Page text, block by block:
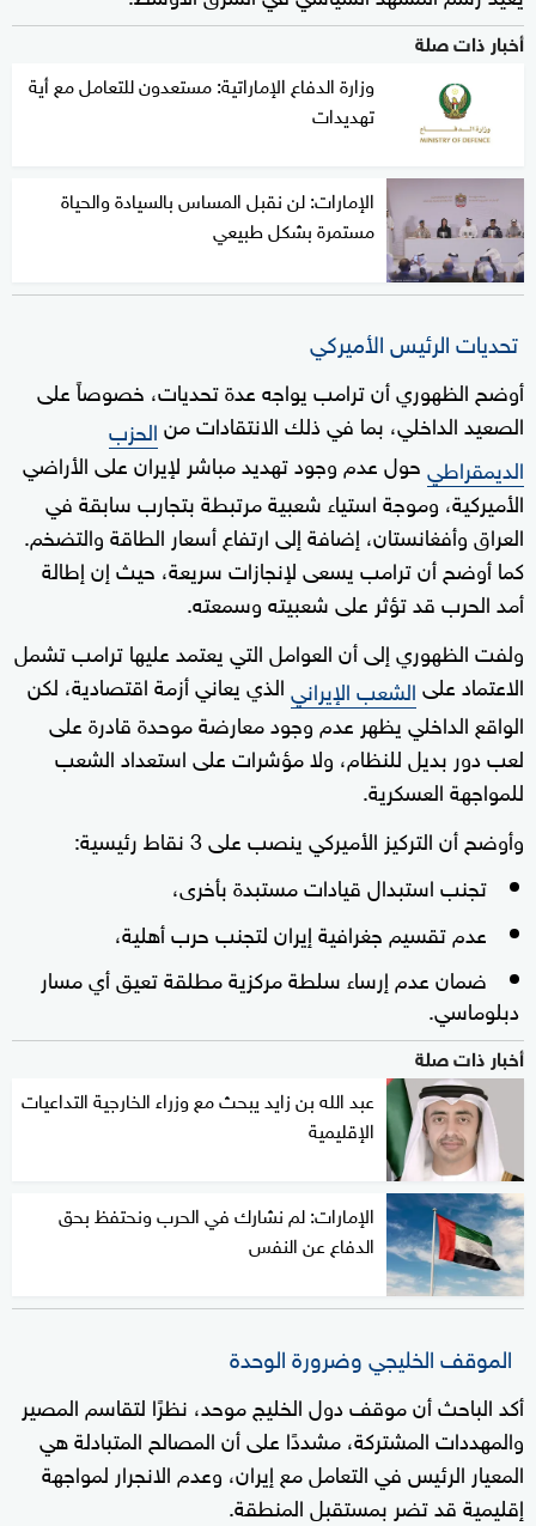
أخبار ذات صلة
وزارة الدفاع الإماراتية: مستعدون للتعامل مع أية
تهديدات
الإمارات: لن نقبل المساس بالسيادة والحياة
مستمرة بشكل طبيعي
تحديات الرئيس الأميركي
أوضح الظهوري أن ترامب يواجه عدة تحديات، خصوصاً على
الصعيد الداخلي، بما في ذلك الانتقادات منالحزب
الديمقراطيحول عدم وجود تهديد مباشر لإيران على الأراضي
الأميركية، وموجة استياء شعبية مرتبطة بتجارب سابقة في
العراق وأفغانستان، إضافة إلى ارتفاع أسعار الطاقة والتضخم.
كما أوضح أن ترامب يسعى لإنجازات سريعة، حيث إن إطالة
أمد الحرب قد تؤثر على شعبيته وسمعته.
ولفت الظهوري إلى أن العوامل التي يعتمد عليها ترامب تشمل
الاعتماد علىالشعب الإيرانيالذي يعاني أزمة اقتصادية، لكن
الواقع الداخلي يظهر عدم وجود معارضة موحدة قادرة على
لعب دور بديل للنظام، ولا مؤشرات على استعداد الشعب
للمواجهة العسكرية.
وأوضح أن التركيز الأميركي ينصب على 3 نقاط رئيسية:
تجنب استبدال قيادات مستبدة بأخرى،
عدم تقسيم جغرافية إيران لتجنب حرب أهلية،
ضمان عدم إرساء سلطة مركزية مطلقة تعيق أي مسار
دبلوماسي.
أخبار ذات صلة
عبد الله بن زايد يبحث مع وزراء الخارجية التداعيات
الإقليمية
الإمارات: لم نشارك في الحرب ونحتفظ بحق
الدفاع عن النفس
الموقف الخليجي وضرورة الوحدة
أكد الباحث أن موقف دول الخليج موحد، نظرًا لتقاسم المصير
والمهددات المشتركة، مشددًا على أن المصالح المتبادلة هي
المعيار الرئيس في التعامل مع إيران، وعدم الانجرار لمواجهة
إقليمية قد تضر بمستقبل المنطقة.